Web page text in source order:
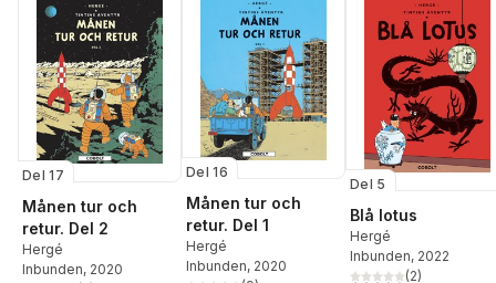
Del 17
Månen tur och
retur. Del 2
Hergé
Inbunden, 2020
Del 16
Månen tur och
retur. Del 1
Hergé
Inbunden, 2020
Del 5
Blå lotus
Hergé
Inbunden, 2022
(2)